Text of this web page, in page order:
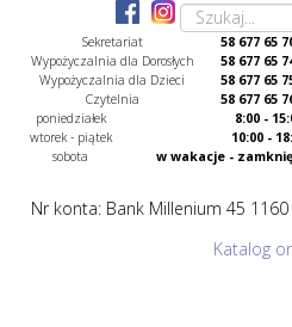
Sekretariat
58 677 65
Wypożyczalnia dla Dorosłych
58 677 65
Wypożyczalnia dla Dzieci
58 677 65
Czytelnia
58 677 65
poniedziałek
8:00 -
wtorek - piątek
10:00 -
sobota
w wakacje -
Nr konta: Bank Millenium 45
Katalog